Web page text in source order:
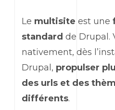
Le multisite est une
standard de Drupal.
nativement, dès
Drupal, propulser
des urls et des
différents.